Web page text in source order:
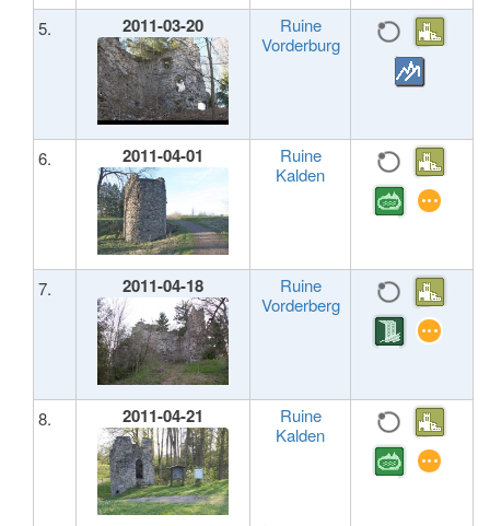
5. 2011-03-20
Ruine
Vorderburg
6. 2011-04-01
Ruine
Kalden
7. 2011-04-18
Ruine
Vorderberg
8. 2011-04-21
Ruine
Kalden